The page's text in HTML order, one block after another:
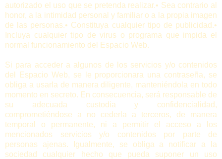
autorizado el uso que se pretenda realizar.• Sea contrario al
honor, a la intimidad personal y familiar o a la propia imagen
de las personas.• Constituya cualquier tipo de publicidad.•
Incluya cualquier tipo de virus o programa que impida el
normal funcionamiento del Espacio Web.
Si para acceder a algunos de los servicios y/o contenidos
del Espacio Web, se le proporcionara una contraseña, se
obliga a usarla de manera diligente, manteniéndola en todo
momento en secreto. En consecuencia, será responsable de
su adecuada custodia y confidencialidad,
comprometiéndose a no cederla a terceros, de manera
temporal o permanente, ni a permitir el acceso a los
mencionados servicios y/o contenidos por parte de
personas ajenas. Igualmente, se obliga a notificar a la
sociedad cualquier hecho que pueda suponer un uso